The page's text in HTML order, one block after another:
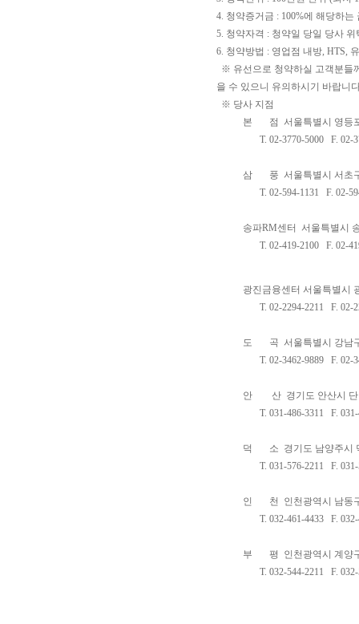
4. 청약증거금 : 100%에 해당하
5. 청약자격 : 청약일 당일 당사
6. 청약방법 : 영업점 내방, HTS,
※ 유선으로 청약하실 고객분들
을 수 있으니 유의하시기 바랍니
※ 당사 지점
본 점
서울특별시 영등
T. 02-3770-5000 F. 02-
삼 풍 서울특별시 서초
T. 02-594-1131 F. 02-
송파RM센터
서울특별시
T. 02-419-2100 F. 02-
광진금융센터 서울특별시
T. 02-2294-2211 F. 02-
도 곡 서울특별시 강남
T. 02-3462-9889 F. 02-
안 산 경기도 안산시
T. 031-486-3311 F.
덕 소 경기도 남양주시
T. 031-576-2211 F.
인 천
인천광역시 남동
T. 032-461-4433 F.
부 평
인천광역시 계양
T. 032-544-2211 F.